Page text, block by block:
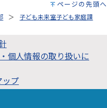
ページの先頭へ
子ども未来室子ども家庭課
個人情報の取り扱いに
ップ